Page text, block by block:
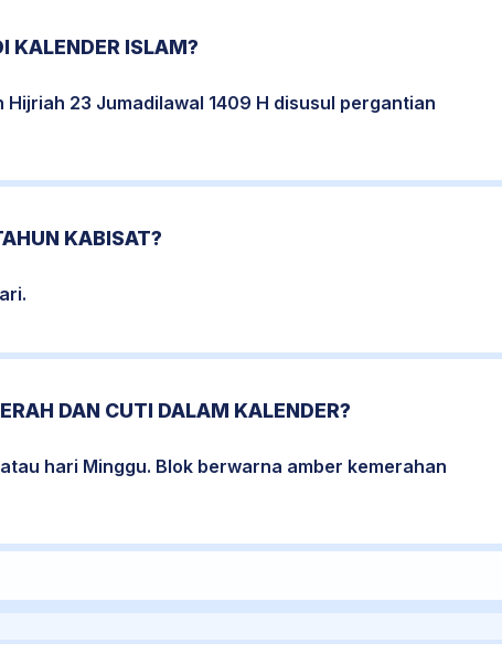
KALENDER ISLAM?
23 Jumadilawal 1409 H disusul pergantian
KABISAT?
DAN CUTI DALAM KALENDER?
hari Minggu. Blok berwarna amber kemerahan